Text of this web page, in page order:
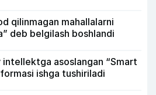
qilinmagan mahallalarni
deb belgilash boshlandi
intellektga asoslangan “Smart
ishga tushiriladi